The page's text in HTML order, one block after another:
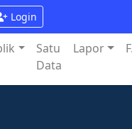
Login
Satu
Data
Lapor